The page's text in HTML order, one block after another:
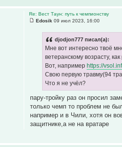
Re: Вест Таун: путь к чемпионству
Edosik 09 июл 2023, 16:00
djodjon777 писал(а):
Мне вот интересно твоё
ветеранскому возрасту,
Вот, напримерhttps://
Свою первую травму(94
Что я не учёл?
пару-тройку раз он просил
только чемп то проблем не
например и в Чили, хотя он
защитнике,а не на вратаре